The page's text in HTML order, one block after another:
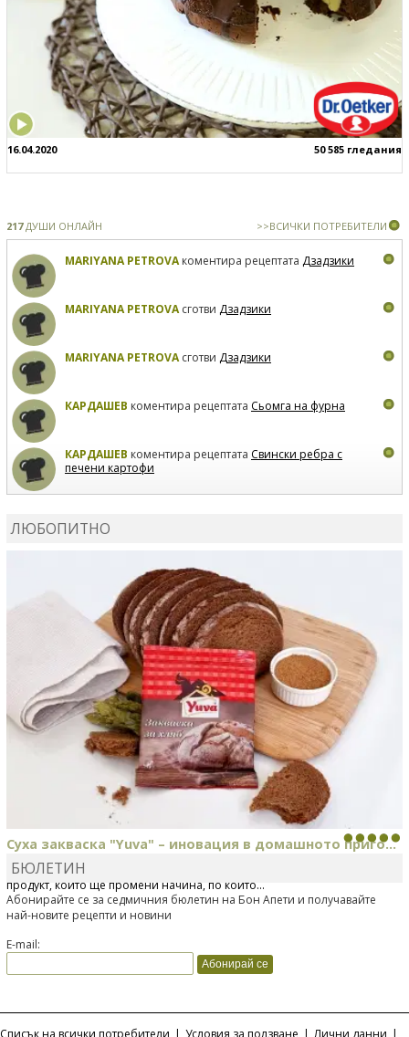
16.04.2020 50 585 гледания
217ДУШИ ОНЛАЙН >>ВСИЧКИ ПОТРЕБИТЕЛИ
MARIYANA PETROVAкоментира рецептата Дзадзики
MARIYANA PETROVAсготви Дзадзики
MARIYANA PETROVAсготви Дзадзики
КАРДАШЕВ коментира рецептата Сьомга на фурна
КАРДАШЕВ коментира рецептата Свински ребра с
печени картофи
ЛЮБОПИТНО
Суха закваска "Yuva" – иновация в домашното приго...
Отскоро Лесафр България стартира предлагането на изцяло нов
продукт, който ще промени начина, по който...
БЮЛЕТИН
Абонирайте се за седмичния бюлетин на Бон Апети и получавайте
най-новите рецепти и новини
E-mail: